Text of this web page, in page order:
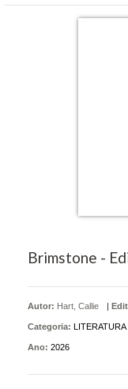
Brimstone -
Autor: Hart, Callie |
Categoria:
Ano: 2026